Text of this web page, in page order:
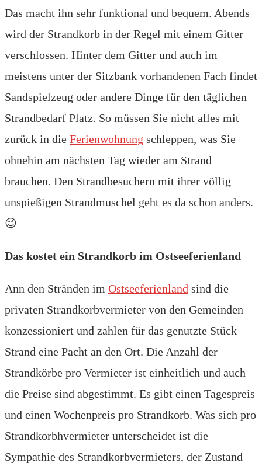
Das macht ihn sehr funktional und bequem. Abends
wird der Strandkorb in der Regel mit einem Gitter
verschlossen. Hinter dem Gitter und auch im
meistens unter der Sitzbank vorhandenen Fach findet
Sandspielzeug oder andere Dinge für den täglichen
Strandbedarf Platz. So müssen Sie nicht alles mit
zurück in die Ferienwohnung schleppen, was Sie
ohnehin am nächsten Tag wieder am Strand
brauchen. Den Strandbesuchern mit ihrer völlig
unspießigen Strandmuschel geht es da schon anders.
😉
Das kostet ein Strandkorb im Ostseeferienland
Ann den Stränden im Ostseeferienland sind die
privaten Strandkorbvermieter von den Gemeinden
konzessioniert und zahlen für das genutzte Stück
Strand eine Pacht an den Ort. Die Anzahl der
Strandkörbe pro Vermieter ist einheitlich und auch
die Preise sind abgestimmt. Es gibt einen Tagespreis
und einen Wochenpreis pro Strandkorb. Was sich pro
Strandkorbhvermieter unterscheidet ist die
Sympathie des Strandkorbvermieters, der Zustand